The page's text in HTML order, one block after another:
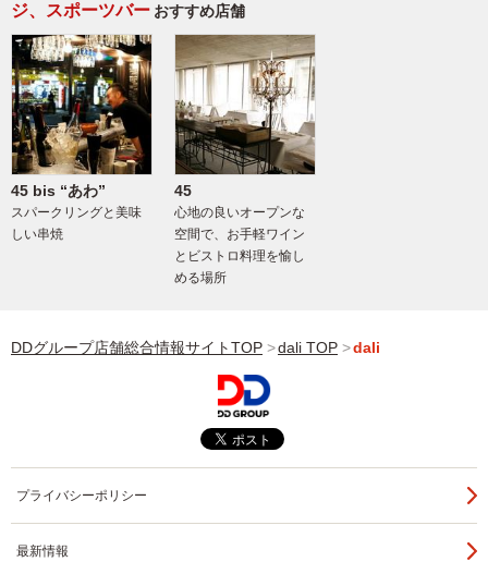
ジ、スポーツバー おすすめ店舗
45 bis “あわ”
スパークリングと美味
しい串焼
45
心地の良いオープンな
空間で、お手軽ワイン
とビストロ料理を愉し
める場所
DDグループ店舗総合情報サイトTOP dali TOP dali
プライバシーポリシー
最新情報